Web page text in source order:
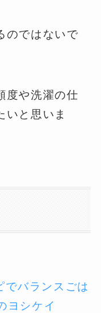
のではないで
度や洗濯の仕
いと思いま
でバランスごは
ヨシケイ